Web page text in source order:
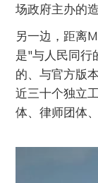
场政府主办的
另一边，距离
是"与人民同行
的、与官方版
近三十个独立
体、律师团体